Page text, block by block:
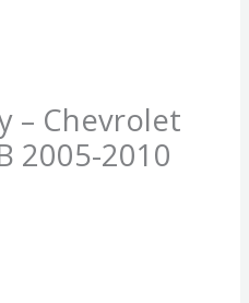
– Chevrolet
2005-2010